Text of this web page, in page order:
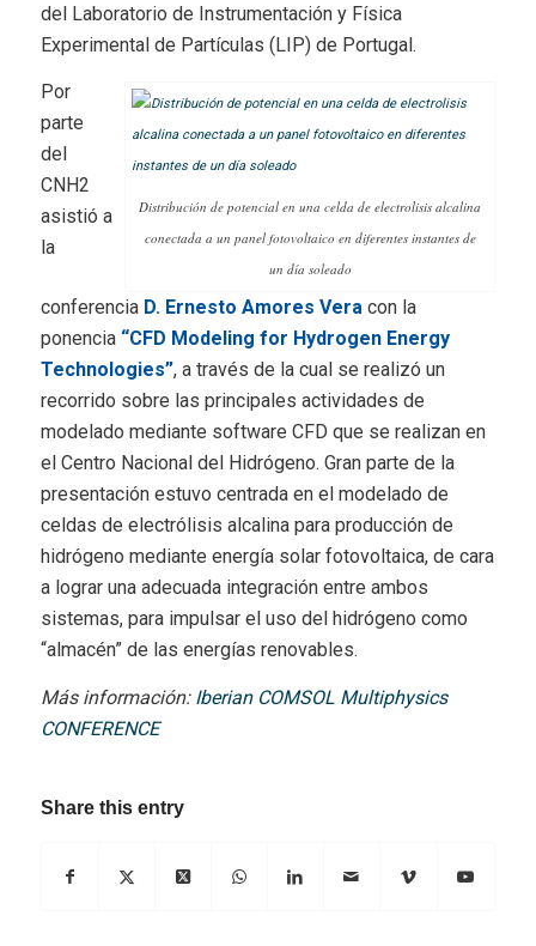
del Laboratorio de Instrumentación y Física
Experimental de Partículas (LIP) de Portugal.
Distribución de potencial en una celda de electrolisis alcalina
conectada a un panel fotovoltaico en diferentes instantes de
un día soleado
Por
parte
del
CNH2
asistió a
la
conferencia D. Ernesto Amores Veracon la
ponencia “CFD Modeling for Hydrogen Energy
Technologies”, a través de la cual se realizó un
recorrido sobre las principales actividades de
modelado mediante software CFD que se realizan en
el Centro Nacional del Hidrógeno. Gran parte de la
presentación estuvo centrada en el modelado de
celdas de electrólisis alcalina para producción de
hidrógeno mediante energía solar fotovoltaica, de cara
a lograr una adecuada integración entre ambos
sistemas, para impulsar el uso del hidrógeno como
“almacén” de las energías renovables.
Más información: Iberian COMSOL Multiphysics
CONFERENCE
Share this entry